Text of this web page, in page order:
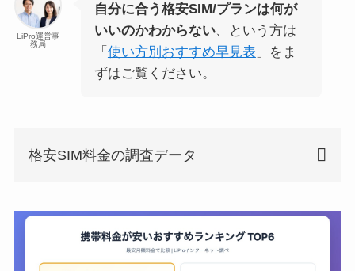
LiPro運営事
務局
自分に合う格安SIM/プランは何が
いいのかわからない、という方は
「 使い方別おすすめ早見表 」をま
ずはご覧ください。
格安SIM料金の調査データ